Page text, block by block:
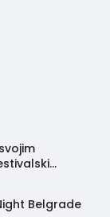
Belgrade